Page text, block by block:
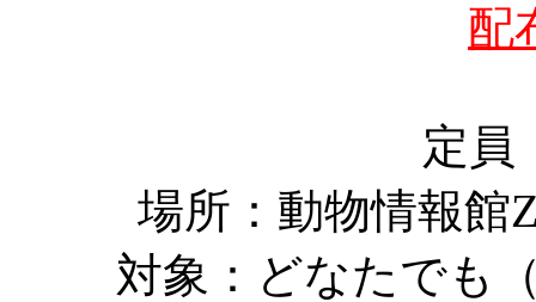
配
定員
場所：動物情報
対象：どなたでも